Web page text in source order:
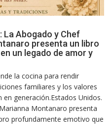
La Abogado y Chef
presenta un libro
un legado de amor y
la cocina para rendir
familiares y los valores
generación.Estados Unidos.
Montanaro presenta
profundamente emotivo que